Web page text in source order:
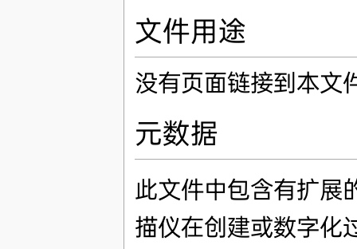
文件用途
没有页面链接到本文
元数据
此文件中包含有扩展
描仪在创建或数字化